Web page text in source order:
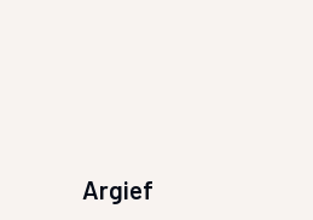
Argief